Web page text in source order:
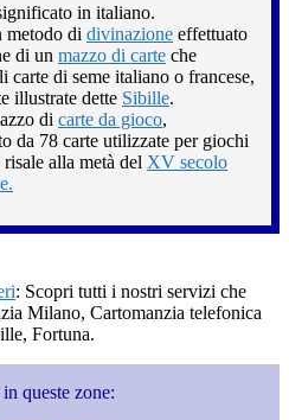
in italiano.
metodo di divinazione effettuato
di un mazzo di carte che
carte di seme italiano o francese,
illustrate dette Sibille.
di carte da gioco,
da 78 carte utilizzate per giochi
alla metà del XV secolo
: Scopri tutti i nostri servizi che
Milano, Cartomanzia telefonica
Fortuna.
queste zone: